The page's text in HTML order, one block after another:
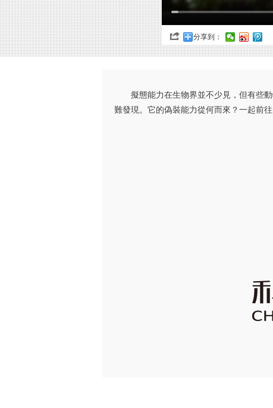
分享到：
擬態能力在生物界並不少見，但有些
難發現。它的偽裝能力從何而來？一起前